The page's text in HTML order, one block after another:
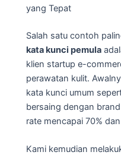
yang Tepat
Salah satu contoh
kata kunci pemula
klien startup e-
perawatan kulit.
kata kunci umum
bersaing dengan
rate mencapai 70%
Kami kemudian